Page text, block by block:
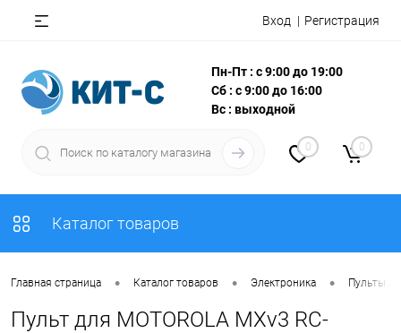
Вход Регистрация
Пн-Пт : с 9:00 до 19:00
Сб : с 9:00 до 16:00
Вс : выходной
0 0
Каталог товаров
Главная страница • Каталог товаров • Электроника • Пульты
Пульт для MOTOROLA MXv3 RC-